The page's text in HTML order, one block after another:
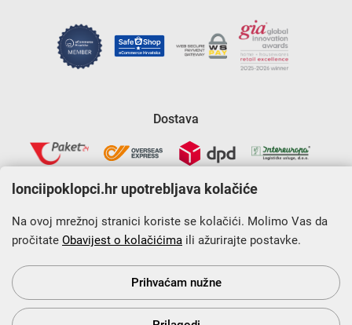
Dostava
Krajnji primatelj financijskog instrumenta sufinanciranog iz
Europskog fonda za regionalni razvoj u sklopu Operativnog
programa „Konkurentnost i kohezija”.
lonciipoklopci.hr upotrebljava kolačiće
Na ovoj mrežnoj stranici koriste se kolačići. Molimo Vas da
pročitate Obavijest o kolačićima ili ažurirajte postavke.
Prihvaćam nužne